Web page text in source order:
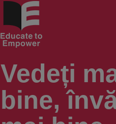
Vedeți
bine,